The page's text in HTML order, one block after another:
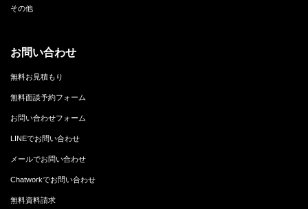
その他
お問い合わせ
無料お見積もり
無料面談予約フォーム
お問い合わせフォーム
LINEでお問い合わせ
メールでお問い合わせ
Chatworkでお問い合わせ
無料資料請求